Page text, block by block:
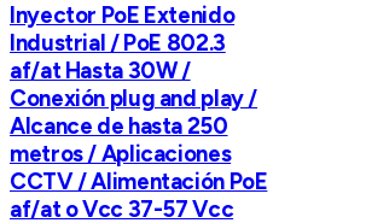
Inyector PoE Extenido
Industrial / PoE 802.3
af/at Hasta 30W /
Conexión plug and play /
Alcance de hasta 250
metros / Aplicaciones
CCTV / Alimentación PoE
af/at o Vcc 37-57 Vcc